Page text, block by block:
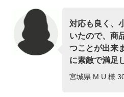
対応も良く、
いたので、商
つことが出来
に素敵で満足
宮城県 M.U.様